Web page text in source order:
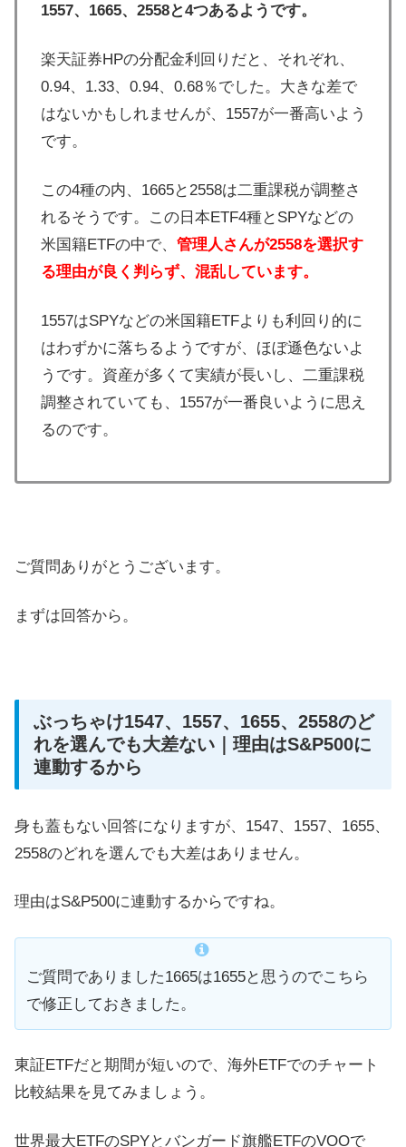
1557、1665、2558と4つあるようです。
楽天証券HPの分配金利回りだと、それぞれ、
0.94、1.33、0.94、0.68％でした。大きな差で
はないかもしれませんが、1557が一番高いよう
です。
この4種の内、1665と2558は二重課税が調整さ
れるそうです。この日本ETF4種とSPYなどの
米国籍ETFの中で、 管理人さんが2558を選択す
る理由が良く判らず、混乱しています。
1557はSPYなどの米国籍ETFよりも利回り的に
はわずかに落ちるようですが、ほぼ遜色ないよ
うです。資産が多くて実績が長いし、二重課税
調整されていても、1557が一番良いように思え
るのです。
ご質問ありがとうございます。
まずは回答から。
ぶっちゃけ1547、1557、1655、2558のど
れを選んでも大差ない｜理由はS&P500に
連動するから
身も蓋もない回答になりますが、1547、1557、1655、
2558のどれを選んでも大差はありません。
理由はS&P500に連動するからですね。
ご質問でありました1665は1655と思うのでこちら
で修正しておきました。
東証ETFだと期間が短いので、海外ETFでのチャート
比較結果を見てみましょう。
世界最大ETFのSPYとバンガード旗艦ETFのVOOで